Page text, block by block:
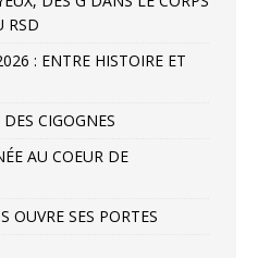
RSD
: ENTRE HISTOIRE ET
CIGOGNES
AU COEUR DE
OUVRE SES PORTES